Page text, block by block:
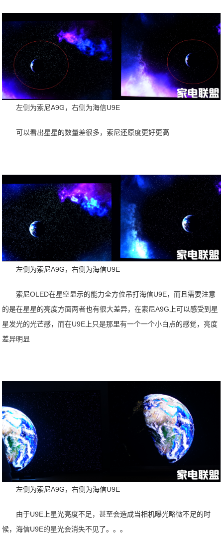
左侧为索尼A9G，右侧为海信U9E
可以看出星星的数量差很多，索尼还原度更好更高
左侧为索尼A9G，右侧为海信U9E
索尼OLED在星空显示的能力全方位吊打海信U9E，而且需要注意
的是在星星的亮度方面两者也有很大差异，在索尼A9G上可以感受到星
星发光的光芒感，而在U9E上只是那里有一个一个小白点的感觉，亮度
差异明显
左侧为索尼A9G，右侧为海信U9E
由于U9E上星光亮度不足，甚至会造成当相机曝光略微不足的时
候，海信U9E的星光会消失不见了。。。